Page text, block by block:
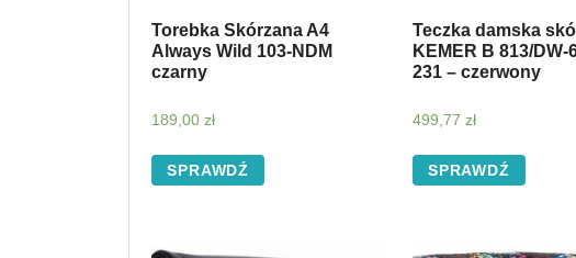
Torebka Skórzana A4
Always Wild 103-NDM
czarny
189,00 zł
SPRAWDŹ
Teczka damska
KEMER B 813/DW-
231 – czerwony
499,77 zł
SPRAWDŹ